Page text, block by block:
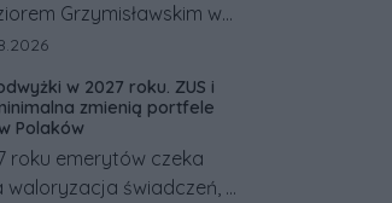
Grzymisławskim w
śremskim zakończyło
odwrócić nawet
działania służb
artykułu:
w 2027 roku. ZUS i
zmienią portfele
Polaków
roku emerytów czeka
waloryzacja świadczeń, a